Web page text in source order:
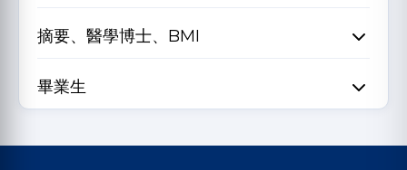
摘要、醫學博士、BMI
畢業生